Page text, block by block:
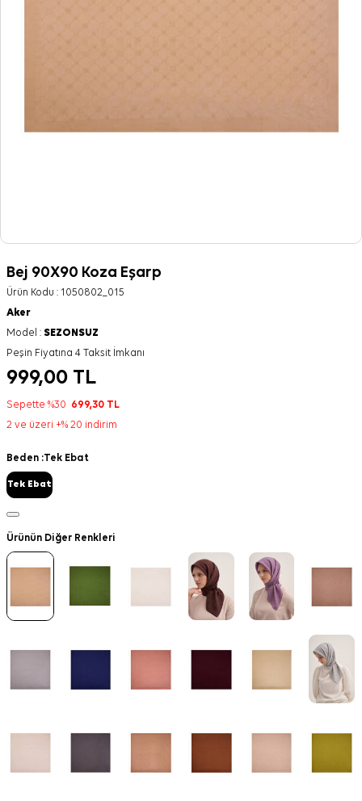
Bej 90X90 Koza Eşarp
Ürün Kodu : 1050802_015
Aker
Model : SEZONSUZ
Peşin Fiyatına 4 Taksit İmkanı
999,00 TL
Sepette %30 699,30 TL
2 ve üzeri +% 20 indirim
Beden :Tek Ebat
Tek Ebat
Ürünün Diğer Renkleri